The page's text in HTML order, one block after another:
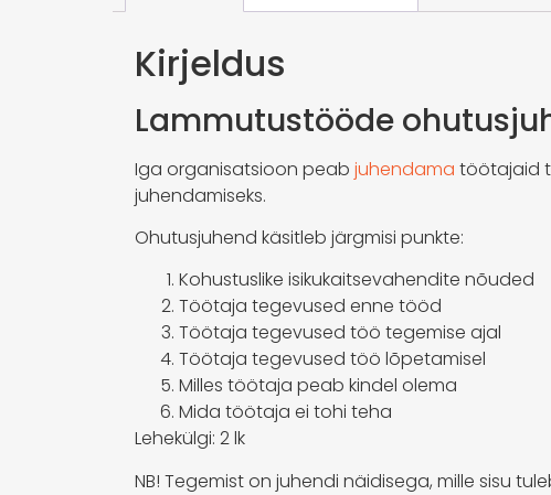
Kirjeldus
Lammutustööde
Iga organisatsioon peab juhendama töötajaid
juhendamiseks.
Ohutusjuhend käsitleb järgmisi punkte:
Kohustuslike isikukaitsevahendite nõuded
Töötaja tegevused enne tööd
Töötaja tegevused töö tegemise ajal
Töötaja tegevused töö lõpetamisel
Milles töötaja peab kindel olema
Mida töötaja ei tohi teha
Lehekülgi: 2 lk
NB! Tegemist on juhendi näidisega, mille sisu